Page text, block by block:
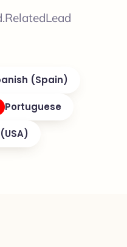
(Spain)
Portuguese